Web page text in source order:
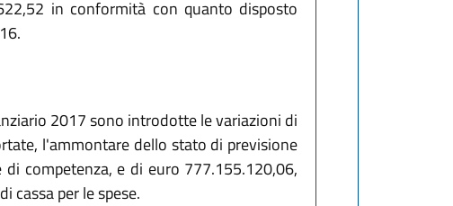
in conformità con quanto disposto
2017 sono introdotte le variazioni di
l'ammontare dello stato di previsione
competenza, e di euro 777.155.120,06,
cassa per le spese.